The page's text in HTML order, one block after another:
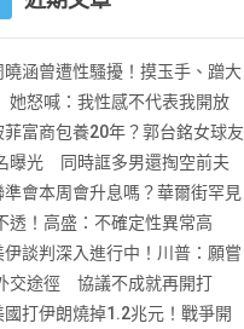
曉涵曾遭性騷擾！摸玉手、蹭大
怒喊：我性感不代表我開放
菲富商包養20年？郭台銘女球友
曝光 同時誆多男還掏空前夫
準會本周會升息嗎？華爾街罕見
透！高盛：不確定性異常高
伊談判深入進行中！川普：願嘗
交途徑 協議不成就再開打
國打伊朗燒掉1.2兆元！戰爭開